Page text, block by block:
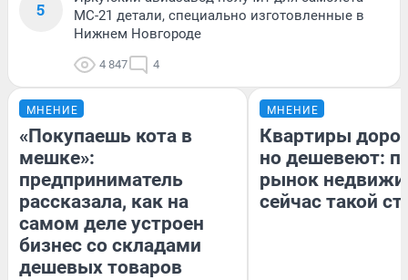
5
МС-21 детали, специально изготовленные в
Нижнем Новгороде
4 847 4
МНЕНИЕ
«Покупаешь кота в
мешке»:
предприниматель
рассказала, как на
самом деле устроен
бизнес со складами
дешевых товаров
МНЕНИЕ
Квартиры
но дешевеют:
рынок
сейчас такой